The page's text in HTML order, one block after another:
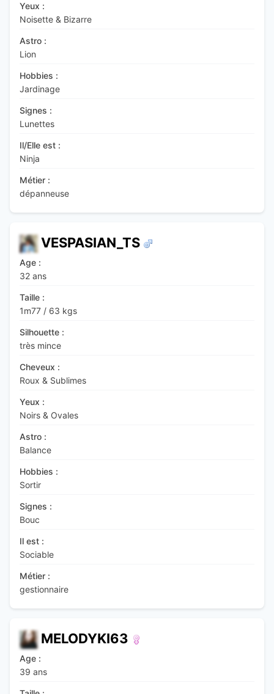
Yeux :
Noisette & Bizarre
Astro :
Lion
Hobbies :
Jardinage
Signes :
Lunettes
Il/Elle est :
Ninja
Métier :
dépanneuse
VESPASIAN_TS
Age :
32 ans
Taille :
1m77 / 63 kgs
Silhouette :
très mince
Cheveux :
Roux & Sublimes
Yeux :
Noirs & Ovales
Astro :
Balance
Hobbies :
Sortir
Signes :
Bouc
Il est :
Sociable
Métier :
gestionnaire
MELODYKI63
Age :
39 ans